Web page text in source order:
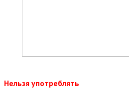
Нельзя употреблять